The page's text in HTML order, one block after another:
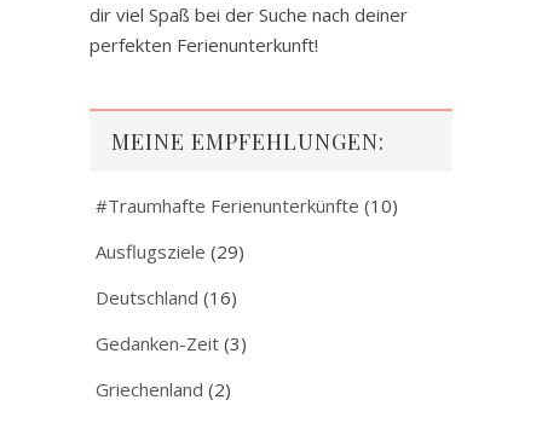
dir viel Spaß bei der Suche nach deiner
perfekten Ferienunterkunft!
MEINE EMPFEHLUNGEN:
#Traumhafte Ferienunterkünfte (10)
Ausflugsziele (29)
Deutschland (16)
Gedanken-Zeit (3)
Griechenland (2)